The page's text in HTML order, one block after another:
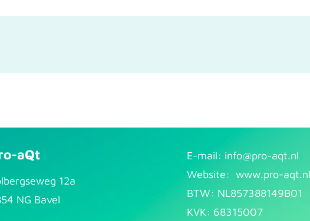
aQt
12a
NG Bavel
E-mail: info@pr​o-aqt.nl
Website: www.pro-aqt.nl
BTW: NL857388149B01
KVK: 68315007